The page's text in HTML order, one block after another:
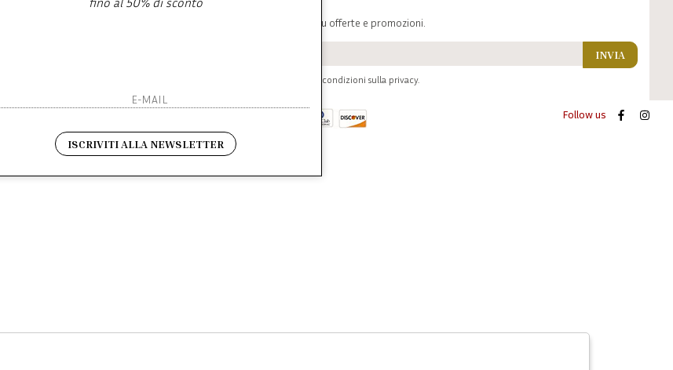
Sarai sempre aggiornato su offerte e promozioni.
ho letto ed accettato le condizioni sulla privacy.
INVIA
Follow us
ISCRIVITI ALLA NEWSLETTER